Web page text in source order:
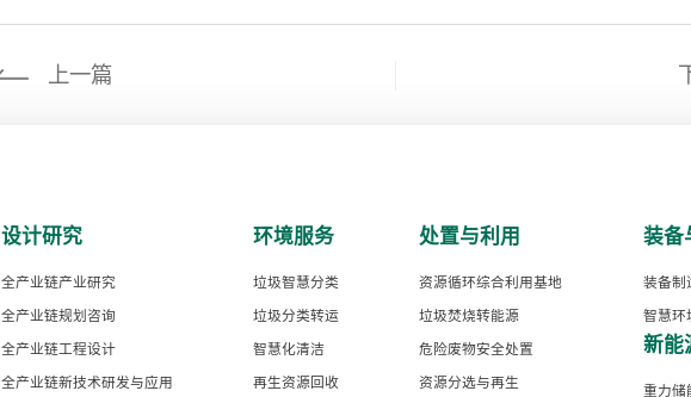
上一篇
设计研究
全产业链产业研究
全产业链规划咨询
全产业链工程设计
全产业链新技术研发与应用
环境服务
垃圾智慧分类
垃圾分类转运
智慧化清洁
再生资源回收
处置与利用
资源循环综合利用基地
垃圾焚烧转能源
危险废物安全处置
资源分选与再生
装备
装备制
智慧环
新能
重力储